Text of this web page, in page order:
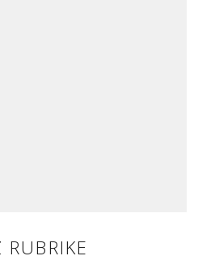
RUBRIKE